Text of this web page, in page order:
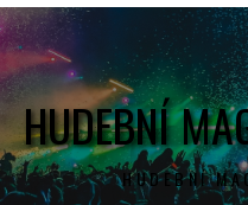
HUDEBNÍ
HUDEBNÍ